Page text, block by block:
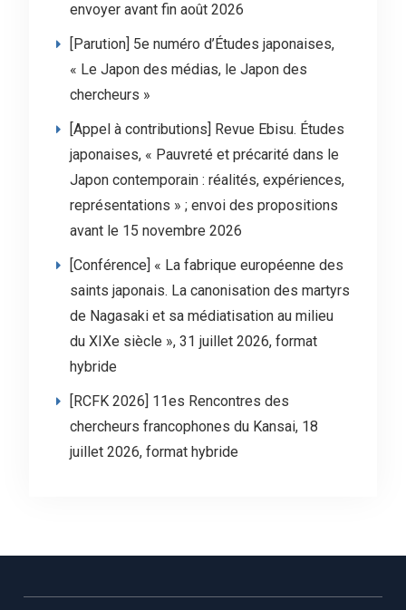
envoyer avant fin août 2026
[Parution] 5e numéro d’Études japonaises,
« Le Japon des médias, le Japon des
chercheurs »
[Appel à contributions] Revue Ebisu. Études
japonaises, « Pauvreté et précarité dans le
Japon contemporain : réalités, expériences,
représentations » ; envoi des propositions
avant le 15 novembre 2026
[Conférence] « La fabrique européenne des
saints japonais. La canonisation des martyrs
de Nagasaki et sa médiatisation au milieu
du XIXe siècle », 31 juillet 2026, format
hybride
[RCFK 2026] 11es Rencontres des
chercheurs francophones du Kansai, 18
juillet 2026, format hybride